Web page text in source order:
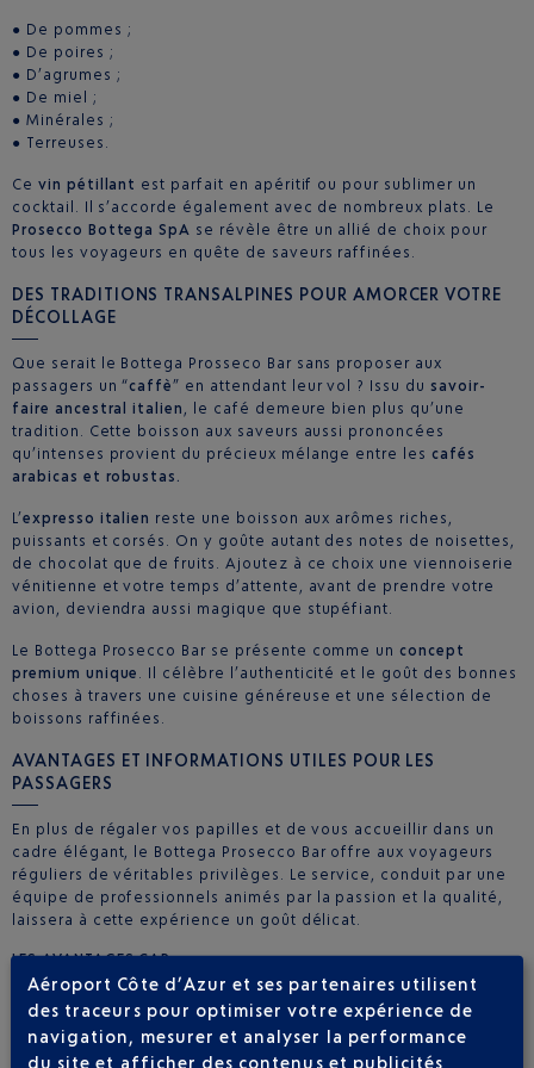
● De pommes ;
● De poires ;
● D’agrumes ;
● De miel ;
● Minérales ;
● Terreuses.
Ce vin pétillant est parfait en apéritif ou pour sublimer un
cocktail. Il s’accorde également avec de nombreux plats. Le
Prosecco Bottega SpA se révèle être un allié de choix pour
tous les voyageurs en quête de saveurs raffinées.
DES TRADITIONS TRANSALPINES POUR AMORCER VOTRE
DÉCOLLAGE
Que serait le Bottega Prosseco Bar sans proposer aux
passagers un “caffè” en attendant leur vol ? Issu du savoir-
faire ancestral italien , le café demeure bien plus qu’une
tradition. Cette boisson aux saveurs aussi prononcées
qu’intenses provient du précieux mélange entre les cafés
arabicas et robustas.
L’expresso italien reste une boisson aux arômes riches,
puissants et corsés. On y goûte autant des notes de noisettes,
de chocolat que de fruits. Ajoutez à ce choix une viennoiserie
vénitienne et votre temps d’attente, avant de prendre votre
avion, deviendra aussi magique que stupéfiant.
Le Bottega Prosecco Bar se présente comme unconcept
premium unique . Il célèbre l’authenticité et le goût des bonnes
choses à travers une cuisine généreuse et une sélection de
boissons raffinées.
AVANTAGES ET INFORMATIONS UTILES POUR LES
PASSAGERS
En plus de régaler vos papilles et de vous accueillir dans un
cadre élégant, le Bottega Prosecco Bar offre aux voyageurs
réguliers de véritables privilèges. Le service, conduit par une
équipe de professionnels animés par la passion et la qualité,
laissera à cette expérience un goût délicat.
LES AVANTAGES CAP
Si vous faites partie des voyageurs qui prennent régulièrement
l’avion au départ de l’aéroport Nice Côte d’Azur, sachez que la
carteClub Airport Premiervous attend ! Cette carte offre de
nombreux avantages, dès l’inscription. Les voyageurs réguliers
Aéroport Côte d’Azur et ses partenaires utilisent
des traceurs pour optimiser votre expérience de
navigation, mesurer et analyser la performance
du site et afficher des contenus et publicités